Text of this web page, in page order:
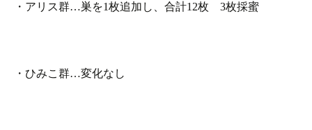
・アリス群…巣を1枚追加し、合計12枚 3枚採蜜
・ひみこ群…変化なし